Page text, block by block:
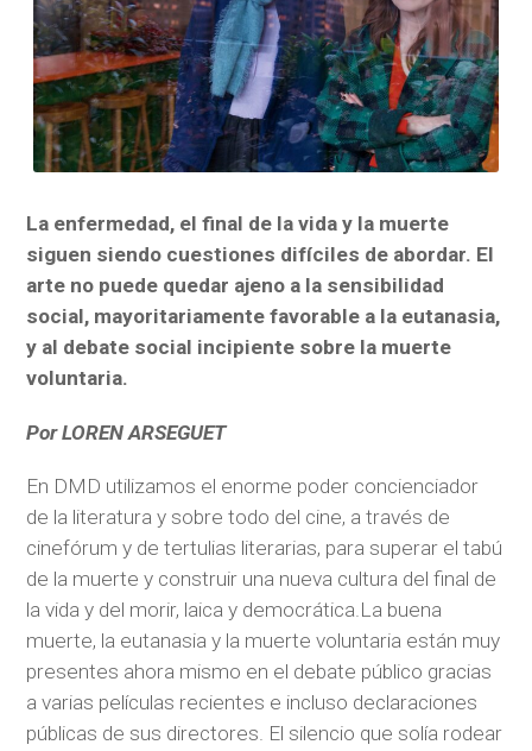
La enfermedad, el final de la vida y la muerte
siguen siendo cuestiones difíciles de abordar. El
arte no puede quedar ajeno a la sensibilidad
social, mayoritariamente favorable a la eutanasia,
y al debate social incipiente sobre la muerte
voluntaria.
Por LOREN ARSEGUET
En DMD utilizamos el enorme poder concienciador
de la literatura y sobre todo del cine, a través de
cinefórum y de tertulias literarias, para superar el tabú
de la muerte y construir una nueva cultura del final de
la vida y del morir, laica y democrática.La buena
muerte, la eutanasia y la muerte voluntaria están muy
presentes ahora mismo en el debate público gracias
a varias películas recientes e incluso declaraciones
públicas de sus directores. El silencio que solía rodear